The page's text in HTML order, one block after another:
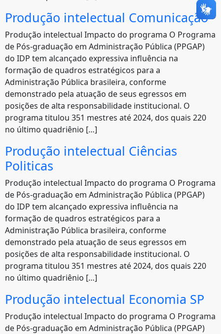
Produção intelectual Comunicação
Produção intelectual Impacto do programa O Programa
de Pós-graduação em Administração Pública (PPGAP)
do IDP tem alcançado expressiva influência na
formação de quadros estratégicos para a
Administração Pública brasileira, conforme
demonstrado pela atuação de seus egressos em
posições de alta responsabilidade institucional. O
programa titulou 351 mestres até 2024, dos quais 220
no último quadriênio […]
Produção intelectual Ciências
Politicas
Produção intelectual Impacto do programa O Programa
de Pós-graduação em Administração Pública (PPGAP)
do IDP tem alcançado expressiva influência na
formação de quadros estratégicos para a
Administração Pública brasileira, conforme
demonstrado pela atuação de seus egressos em
posições de alta responsabilidade institucional. O
programa titulou 351 mestres até 2024, dos quais 220
no último quadriênio […]
Produção intelectual Economia SP
Produção intelectual Impacto do programa O Programa
de Pós-graduação em Administração Pública (PPGAP)